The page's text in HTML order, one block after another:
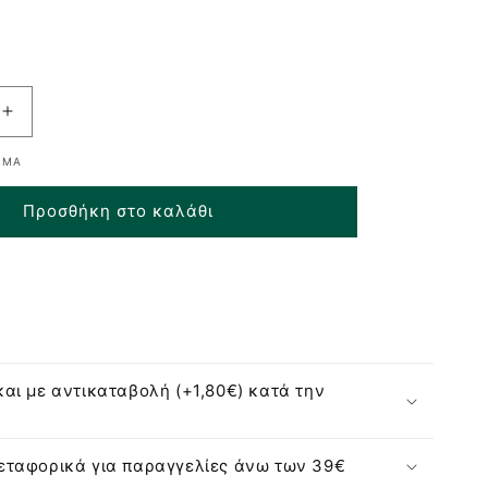
Αύξηση
ποσότητας
για
Bambaw
Επαναχρησιμοποιούμενη
Υφασμάτινη
Προσθήκη στο καλάθι
με αντικαταβολή (+1,80€) κατά την
για παραγγελίες άνω των 39€